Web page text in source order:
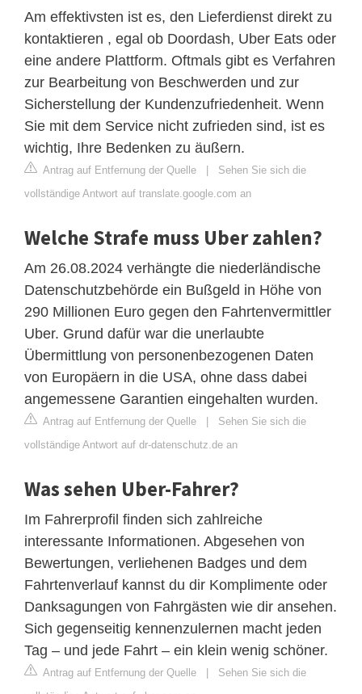
Am effektivsten ist es, den Lieferdienst direkt zu
kontaktieren , egal ob Doordash, Uber Eats oder
eine andere Plattform. Oftmals gibt es Verfahren
zur Bearbeitung von Beschwerden und zur
Sicherstellung der Kundenzufriedenheit. Wenn
Sie mit dem Service nicht zufrieden sind, ist es
wichtig, Ihre Bedenken zu äußern.
Antrag auf Entfernung der Quelle | Sehen Sie sich die
vollständige Antwort auf translate.google.com an
Welche Strafe muss Uber zahlen?
Am 26.08.2024 verhängte die niederländische
Datenschutzbehörde ein Bußgeld in Höhe von
290 Millionen Euro gegen den Fahrtenvermittler
Uber. Grund dafür war die unerlaubte
Übermittlung von personenbezogenen Daten
von Europäern in die USA, ohne dass dabei
angemessene Garantien eingehalten wurden.
Antrag auf Entfernung der Quelle | Sehen Sie sich die
vollständige Antwort auf dr-datenschutz.de an
Was sehen Uber-Fahrer?
Im Fahrerprofil finden sich zahlreiche
interessante Informationen. Abgesehen von
Bewertungen, verliehenen Badges und dem
Fahrtenverlauf kannst du dir Komplimente oder
Danksagungen von Fahrgästen wie dir ansehen.
Sich gegenseitig kennenzulernen macht jeden
Tag – und jede Fahrt – ein klein wenig schöner.
Antrag auf Entfernung der Quelle | Sehen Sie sich die